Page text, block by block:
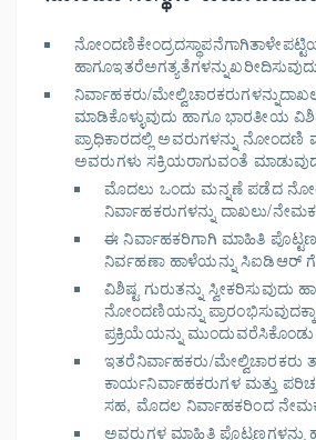
ನಿರ್ವಾಹಕರು/
ಮಾಡಿಕೊಳ್ಳುವುದು ಹಾಗೂ ಭಾರತೀಯ
ಪ್ರಾಧಿಕಾರದಲ್ಲಿ ಅವರುಗಳನ್ನು ನೋಂದಣಿ
ಅವರುಗಳು ಸಕ್ರಿಯರಾಗುವಂತೆ
ಮೊದಲು ಒಂದು ಮನ್ನಣೆ ಪಡೆದ
ನಿರ್ವಾಹಕರುಗಳನ್ನು ದಾಖಲು/
ಈ ನಿರ್ವಾಹಕರಿಗಾಗಿ ಮಾಹಿತಿ
ನಿರ್ವಹಣಾ ಹಾಳೆಯನ್ನು ಸಿಐಡಿಆರ್ ಗೆ
ವಿಶಿಷ್ಟ ಗುರುತನ್ನು ಸ್ವೀಕರಿಸುವುದು
ನೋಂದಣಿಯನ್ನು
ಪ್ರಕ್ರಿಯೆಯನ್ನು
ಇತರೆನಿರ್ವಾಹಕರು/ಮೇಲ್ವಿಚಾರಕರು
ಕಾರ್ಯನಿರ್ವಾಹಕರುಗಳ ಮತ್ತು
ಸಹ, ಮೊದಲ ನಿರ್ವಾಹಕರಿಂದ
ಅವರುಗಳ ಮಾಹಿತಿ ಪೊಟ್ಟಣಗಳನ್ನು